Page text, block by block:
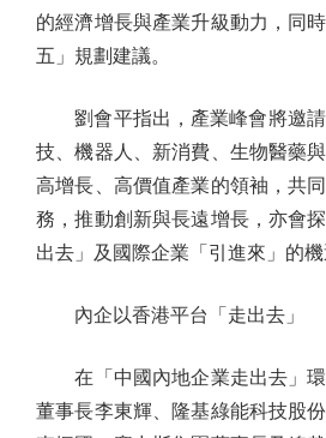
的經濟增長與產業升級動力，同
五」規劃建議。
劉會平指出，產業峰會將邀請
技、機器人、新消費、生物醫藥
高增長、高價值產業的領袖，共
務，推動創新與長遠增長，亦會
出去」及國際企業「引進來」的機
內企以香港平台「走出去」
在「中國內地企業走出去」環
董事長李東輝、隆基綠能科技股